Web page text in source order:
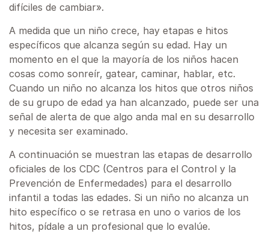
difíciles de cambiar».
A medida que un niño crece, hay etapas e hitos
específicos que alcanza según su edad. Hay un
momento en el que la mayoría de los niños hacen
cosas como sonreír, gatear, caminar, hablar, etc.
Cuando un niño no alcanza los hitos que otros niños
de su grupo de edad ya han alcanzado, puede ser una
señal de alerta de que algo anda mal en su desarrollo
y necesita ser examinado.
A continuación se muestran las etapas de desarrollo
oficiales de los CDC (Centros para el Control y la
Prevención de Enfermedades) para el desarrollo
infantil a todas las edades. Si un niño no alcanza un
hito específico o se retrasa en uno o varios de los
hitos, pídale a un profesional que lo evalúe.